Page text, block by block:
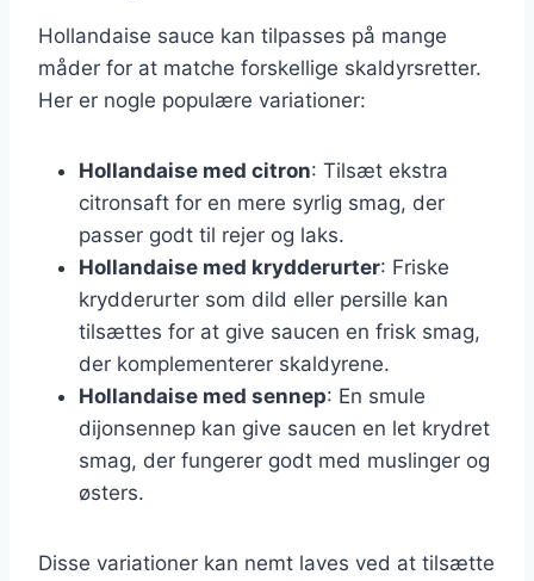
Hollandaise sauce kan tilpasses på mange
måder for at matche forskellige skaldyrsretter.
Her er nogle populære variationer:
Hollandaise med citron: Tilsæt ekstra
citronsaft for en mere syrlig smag, der
passer godt til rejer og laks.
Hollandaise med krydderurter: Friske
krydderurter som dild eller persille kan
tilsættes for at give saucen en frisk smag,
der komplementerer skaldyrene.
Hollandaise med sennep: En smule
dijonsennep kan give saucen en let krydret
smag, der fungerer godt med muslinger og
østers.
Disse variationer kan nemt laves ved at tilsætte